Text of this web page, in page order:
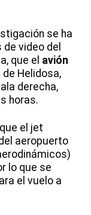
se ha
video del
que el avión
Helidosa,
derecha,
horas.
el jet
aeropuerto
lo que se
el vuelo a